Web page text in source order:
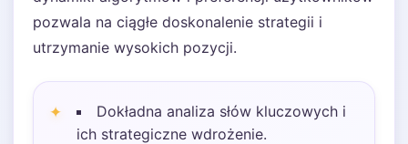
pozwala na ciągłe doskonalenie strategii i
utrzymanie wysokich pozycji.
Dokładna analiza słów kluczowych i
ich strategiczne wdrożenie.